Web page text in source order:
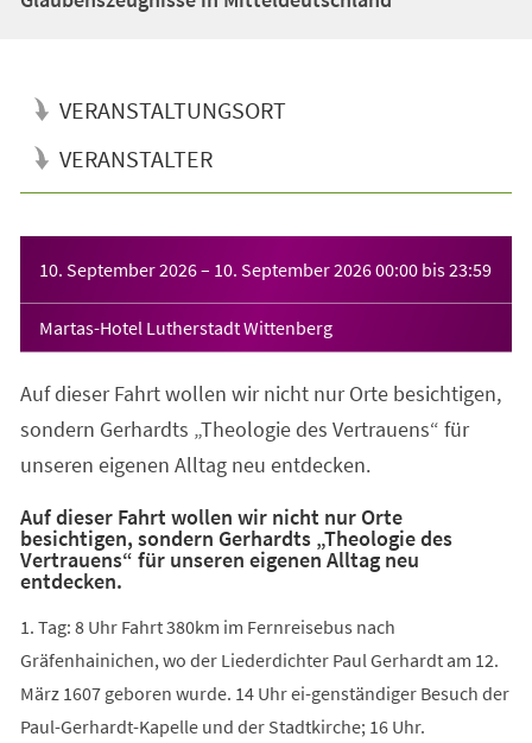
VERANSTALTUNGSORT
VERANSTALTER
10. September 2026– 10. September 202600:00 bis23:59
Martas-Hotel Lutherstadt Wittenberg
Auf dieser Fahrt wollen wir nicht nur Orte besichtigen,
sondern Gerhardts „Theologie des Vertrauens“ für
unseren eigenen Alltag neu entdecken.
Auf dieser Fahrt wollen wir nicht nur Orte
besichtigen, sondern Gerhardts „Theologie des
Vertrauens“ für unseren eigenen Alltag neu
entdecken.
1. Tag: 8 Uhr Fahrt 380km im Fernreisebus nach
Gräfenhainichen, wo der Liederdichter Paul Gerhardt am 12.
März 1607 geboren wurde. 14 Uhr ei-genständiger Besuch der
Paul-Gerhardt-Kapelle und der Stadtkirche; 16 Uhr.